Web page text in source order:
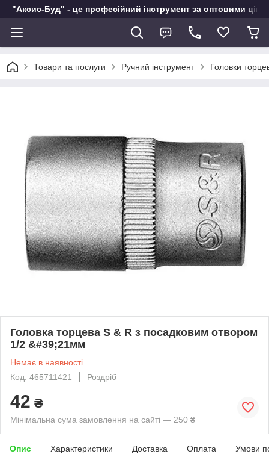
"Аксис-Буд" - це професійний інструмент за оптовими
Товари та послуги Ручний інструмент Головки
Головка торцева S & R з посадковим отвором
1/2 &#39;21мм
Немає в наявності
Код: 465711421
Роздріб
42 ₴
Мінімальна сума замовлення на сайті — 250 ₴
Опис Характеристики Доставка Оплата Умови